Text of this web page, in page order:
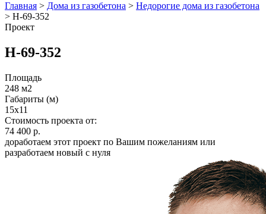
Главная > Дома из газобетона > Недорогие дома из газобетона
> Н-69-352
Проект
Н-69-352
Площадь
248 м2
Габариты (м)
15x11
Стоимость проекта от:
74 400 р.
доработаем этот проект по Вашим пожеланиям или
разработаем новый с нуля